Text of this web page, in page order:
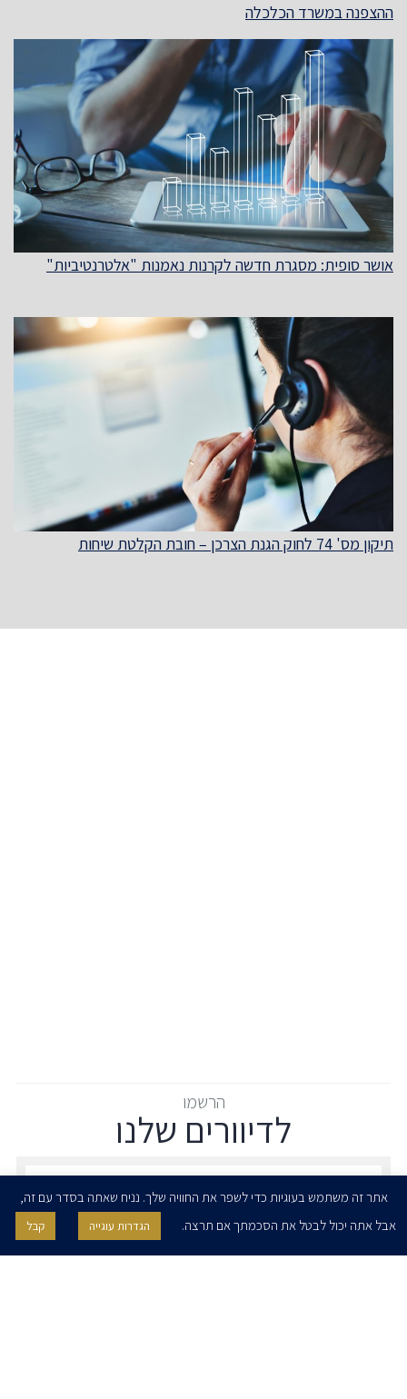
ההצפנה במשרד הכלכלה
אושר סופית: מסגרת חדשה לקרנות נאמנות "אלטרנטיביות"
תיקון מס' 74 לחוק הגנת הצרכן – חובת הקלטת שיחות
הרשמו
לדיוורים שלנו
אני מאשר/ת בזאת להרצוג, פוקס, נאמן ושות' לשלוח לי ניוזלטרים,
הודעות והזמנות לאירועים וכנסים. אני רשאי/ת לחזור בי מהסכמתי לעיל בכל
אתר זה משתמש בעוגיות כדי לשפר את החוויה שלך. נניח שאתה בסדר עם זה,
אבל אתה יכול לבטל את הסכמתך אם תרצה.
הגדרות עוגייה קבל